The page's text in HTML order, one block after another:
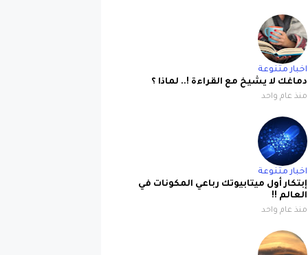
اخبار متنوعة
دماغك لا يشيخ مع القراءة !.. لماذا ؟
منذ عام واحد
اخبار متنوعة
إبتكار أول ميتابيوتك رباعي المكونات في
العالم !!
منذ عام واحد